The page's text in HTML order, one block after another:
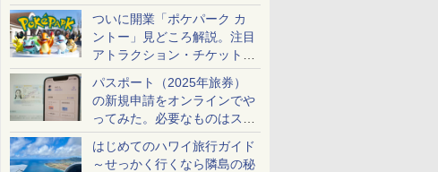
ケットも解説
ついに開業「ポケパーク カ
ントー」見どころ解説。注目
アトラクション・チケット手
配・来場前に必要な準備は？
パスポート（2025年旅券）
の新規申請をオンラインでや
ってみた。必要なものはスマ
ホとマイナカードのみ
はじめてのハワイ旅行ガイド
～せっかく行くなら隣島の秘